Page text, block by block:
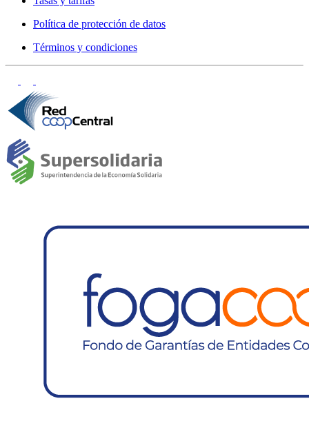
Política de protección de datos
Términos y condiciones